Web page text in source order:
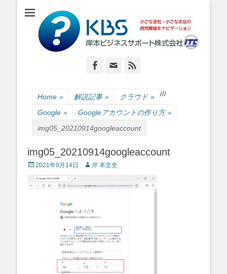
岸本ビジネスサポ
ート株式会社
小さな会社・小さなお店のIT経営をナビゲーション
Facebook
Email
Home » 解説記事 » /
クラウド » /
Google »
/
Googleアカウントの作り方 »
img05_20210914googleaccount
img05_20210914googleaccount
Posted
2021年9月14日 Author
岸 本圭史